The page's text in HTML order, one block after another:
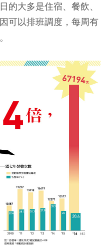
的大多是住宿、餐飲、
可以排班調度，每周有